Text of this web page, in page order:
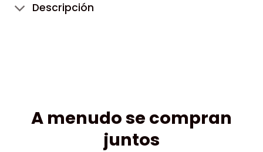
Descripción
A menudo se compran
juntos